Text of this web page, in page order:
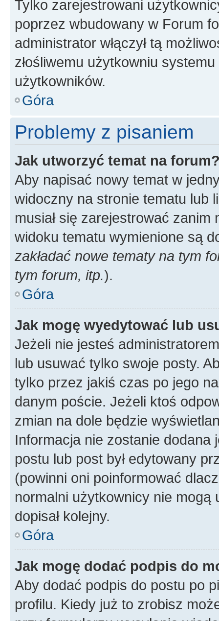
Tylko zarejestrowani
poprzez wbudowany w Forum
administrator włączył tą
złośliwemu użytkowniu
użytkowników.
Góra
Problemy z pisaniem
Jak utworzyć temat na
Aby napisać nowy temat w
widoczny na stronie tematu lub
musiał się zarejestrować
widoku tematu wymienione są
zakładać nowe tematy na tym
tym forum, itp.).
Góra
Jak mogę wyedytować lub
Jeżeli nie jesteś
lub usuwać tylko swoje posty.
tylko przez jakiś czas po jego
danym poście. Jeżeli ktoś
zmian na dole będzie
Informacja nie zostanie dodana
postu lub post był edytowany
(powinni oni poinformować
normalni użytkownicy nie
dopisał kolejny.
Góra
Jak mogę dodać podpis do
Aby dodać podpis do postu po
profilu. Kiedy już to zrobisz